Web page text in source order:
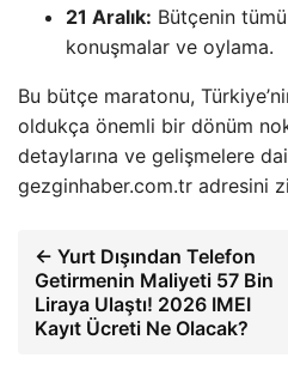
21 Aralık: Bütçenin
konuşmalar ve oylama.
Bu bütçe maratonu,
oldukça önemli bir dönüm
detaylarına ve gelişmelere
gezginhaber.com.tr adresini
← Yurt Dışından Telefon
Getirmenin Maliyeti 57 Bin
Liraya Ulaştı! 2026 IMEI
Kayıt Ücreti Ne Olacak?